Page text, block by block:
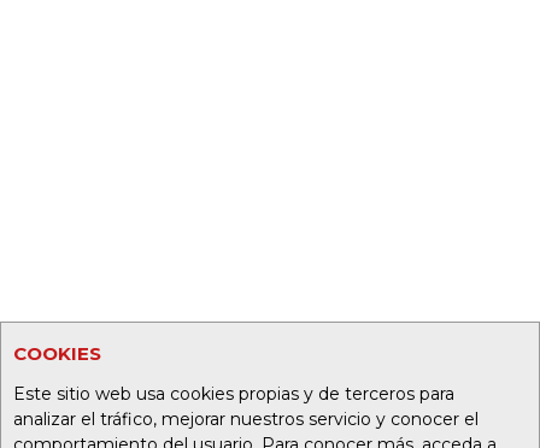
COOKIES
Este sitio web usa cookies propias y de terceros para
analizar el tráfico, mejorar nuestros servicio y conocer el